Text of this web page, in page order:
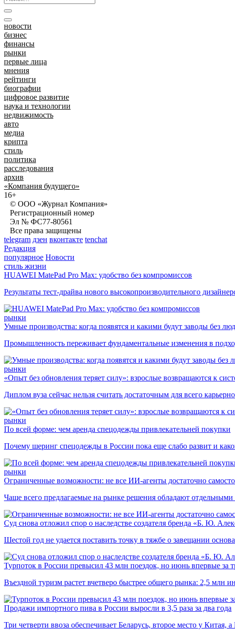
новости
бизнес
финансы
рынки
первые лица
мнения
рейтинги
биографии
цифровое развитие
наука и технологии
недвижимость
авто
медиа
крипта
стиль
политика
расследования
архив
«Компания будущего»
16+
© ООО «Журнал Компания»
Регистрационный номер
Эл № ФС77-80561
Все права защищены
telegram дзен вконтакте tenchat
Редакция
популярное Новости
стиль жизни
HUAWEI MatePad Pro Max: удобство без компромиссов
Результаты тест-драйва нового высокопроизводительного
рынки
Умные производства: когда появятся и какими будут заводы без
Промышленность переживает фундаментальные изменения в
рынки
«Опыт без обновления теряет силу»: взрослые возвращаются к
Диплом вуза сейчас нельзя считать достаточным для всего
рынки
По всей форме: чем аренда спецодежды привлекательней покупки
Почему шеринг спецодежды в России пока еще слабо развит и
рынки
Ограниченные возможности: не все ИИ-агенты достаточно
Чаще всего предлагаемые на рынке решения обладают
Суд снова отложил спор о наследстве создателя бренда «Б. Ю.
Шестой год не удается поставить точку в тяжбе о завещании
Турпоток в России превысил 43 млн поездок, но июнь впервые за
Въездной туризм растет вчетверо быстрее общего рынка: 2,5 млн
Продажи импортного пива в России выросли в 3,5 раза за два года
Три четверти ввоза обеспечивает Беларусь, второе место у Китая,